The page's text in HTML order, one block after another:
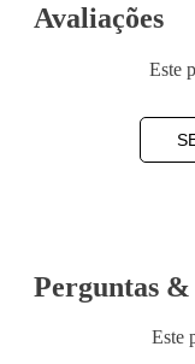
Avaliações
Este
Perguntas &
Este